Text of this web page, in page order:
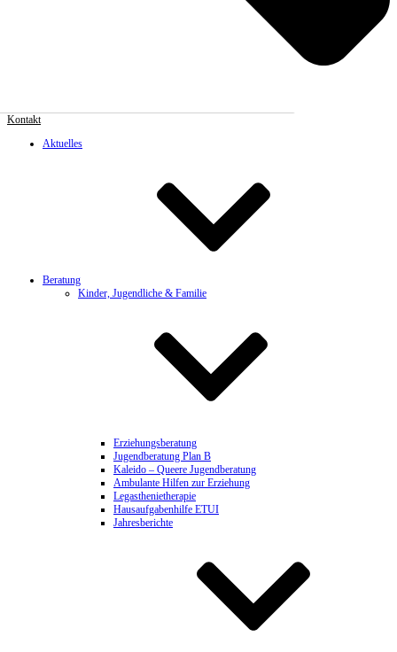
Kontakt
Aktuelles
Beratung
Kinder, Jugendliche & Familie
Erziehungsberatung
Jugendberatung Plan B
Kaleido – Queere Jugendberatung
Ambulante Hilfen zur Erziehung
Legasthenietherapie
Hausaufgabenhilfe ETUI
Jahresberichte